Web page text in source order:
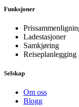
Funksjoner
Ladestasjoner
Samkjøring
Reiseplanlegging
Selskap
Om oss
Blogg